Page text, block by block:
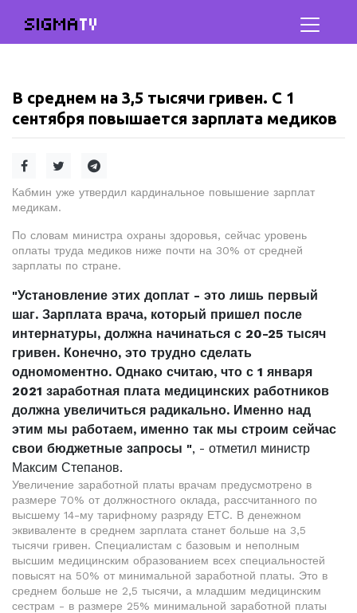
SIGMATV
В среднем на 3,5 тысячи гривен. С 1
сентября повышается зарплата медиков
Кабмин уже утвердил кардинальное повышение зарплат
медикам.
По словам министра охраны здоровья, сейчас уровень
оплаты труда медиков ниже почти на 30% от средней
зарплаты по стране.
"Установление этих доплат - это лишь первый
шаг. Зарплата врача, который пришел после
интернатуры, должна начинаться с 20-25 тысяч
гривен. Конечно, это трудно сделать
одномоментно. Однако считаю, что с 1 января
2021 заработная плата медицинских работников
должна увеличиться радикально. Именно над
этим мы работаем, именно так мы строим сейчас
свои бюджетные запросы ", - отметил министр
Максим Степанов.
Увеличение заработной платы врачам предусмотрено в
размере 70% от должностного оклада, рассчитанного по
высшему 14-му тарифному разряду ЕТС. В денежном
эквиваленте в среднем зарплата станет больше на 3,5
тысячи гривен. Специалистам с базовым и неполным
высшим медицинским образованием всех специальностей
повысят на 50% от минимальной заработной платы. Это в
среднем больше не 2,5 тысячи, а младшим медицинским
сестрам - в размере 25% минимальной заработной платы